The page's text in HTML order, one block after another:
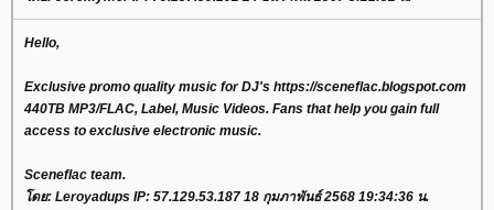
Hello,
Exclusive promo quality music for DJ's https://sceneflac.blogspot.com
440TB MP3/FLAC, Label, Music Videos. Fans that help you gain full
access to exclusive electronic music.
Sceneflac team.
โดย: Leroyadups IP: 57.129.53.187 18 กุมภาพันธ์ 2568 19:34:36 น.